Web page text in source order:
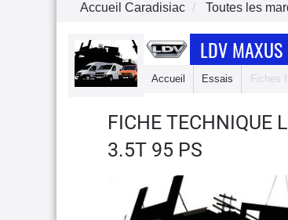
Accueil Caradisiac Toutes les
LDV MAXUS
Accueil Essais Fiches
FICHE TECHNIQUE
3.5T 95 PS